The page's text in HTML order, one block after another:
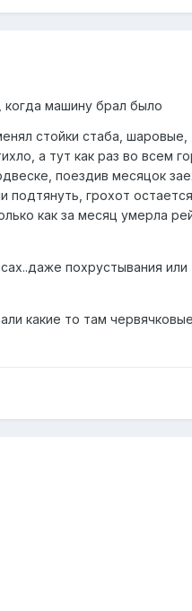
машину брал было
стойки стаба, шаровые,
а тут как раз во всем
поездив месяцок
подтянуть, грохот остается,
как за месяц умерла
похрустывания или
какие то там червячковые